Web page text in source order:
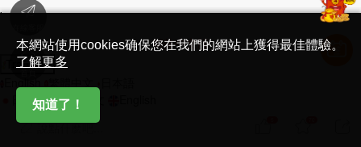
'
简体中文版
Translate
日本語
繁體中文
本網站使用cookies确保您在我們的網站上獲得最佳體驗。
了解更多
知道了！


說點什麽吧...